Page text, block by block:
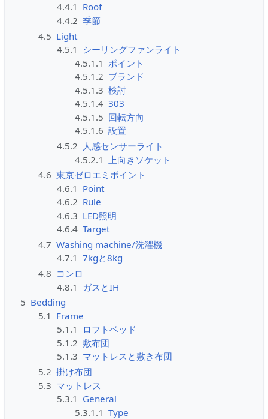
4.4.1 Roof
4.4.2 季節
4.5 Light
4.5.1 シーリングファンライト
4.5.1.1 ポイント
4.5.1.2 ブランド
4.5.1.3 検討
4.5.1.4 303
4.5.1.5 回転方向
4.5.1.6 設置
4.5.2 人感センサーライト
4.5.2.1
上向きソケット
4.6 東京ゼロエミポイント
4.6.1 Point
4.6.2 Rule
4.6.3 LED照明
4.6.4 Target
4.7 Washing machine/洗濯機
4.7.1 7kgと8kg
4.8 コンロ
4.8.1
ガスとIH
5 Bedding
5.1 Frame
5.1.1
ロフトベッド
5.1.2 敷布団
5.1.3 マットレスと敷き布団
5.2 掛け布団
5.3 マットレス
5.3.1 General
5.3.1.1 Type